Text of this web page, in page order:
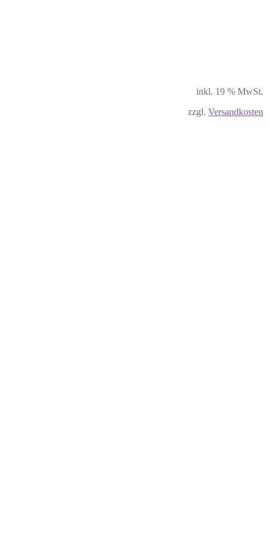
inkl. 19 % MwSt.
zzgl. Versandkosten